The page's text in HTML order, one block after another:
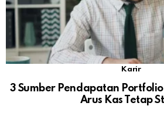
Karir
3 Sumber Pendapatan
Arus Kas Tetap